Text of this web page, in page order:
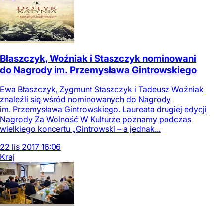
Błaszczyk, Woźniak i Staszczyk nominowani
do Nagrody im. Przemysława Gintrowskiego
Ewa Błaszczyk, Zygmunt Staszczyk i Tadeusz Woźniak
znaleźli się wśród nominowanych do Nagrody
im. Przemysława Gintrowskiego. Laureata drugiej edycji
Nagrody Za Wolność W Kulturze poznamy podczas
wielkiego koncertu „Gintrowski – a jednak...
22 lis 2017 16:06
Kraj